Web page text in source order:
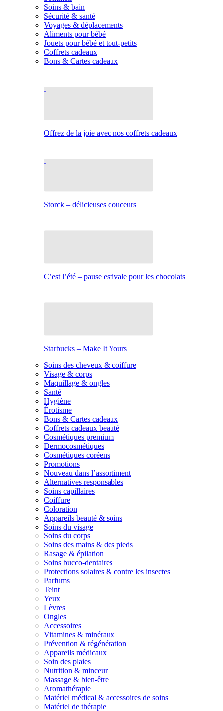
Soins & bain
Sécurité & santé
Voyages & déplacements
Aliments pour bébé
Jouets pour bébé et tout-petits
Coffrets cadeaux
Bons & Cartes cadeaux
Offrez de la joie avec nos coffrets cadeaux
Storck – délicieuses douceurs
C’est l’été – pause estivale pour les chocolats
Starbucks – Make It Yours
Soins des cheveux & coiffure
Visage & corps
Maquillage & ongles
Santé
Hygiène
Érotisme
Bons & Cartes cadeaux
Coffrets cadeaux beauté
Cosmétiques premium
Dermocosmétiques
Cosmétiques coréens
Promotions
Nouveau dans l’assortiment
Alternatives responsables
Soins capillaires
Coiffure
Coloration
Appareils beauté & soins
Soins du visage
Soins du corps
Soins des mains & des pieds
Rasage & épilation
Soins bucco-dentaires
Protections solaires & contre les insectes
Parfums
Teint
Yeux
Lèvres
Ongles
Accessoires
Vitamines & minéraux
Prévention & régénération
Appareils médicaux
Soin des plaies
Nutrition & minceur
Massage & bien-être
Aromathérapie
Matériel médical & accessoires de soins
Matériel de thérapie